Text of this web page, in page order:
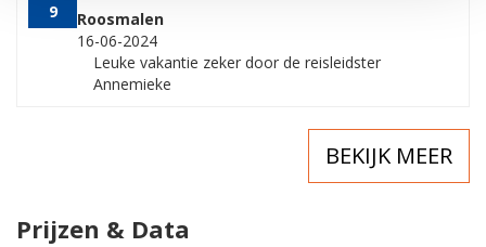
9
Roosmalen
16-06-2024
Leuke vakantie zeker door de reisleidster
Annemieke
BEKIJK MEER
Prijzen & Data